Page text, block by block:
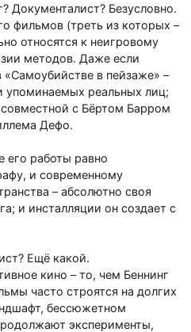
Документалист? Безусловно.
фильмов (треть из которых –
относятся к неигровому
методов. Даже если
«Самоубийстве в пейзаже» –
упоминаемых реальных лиц;
совместной с Бёртом Барром
Дефо.
его работы равно
и современному
–абсолютно своя
и инсталляции он создает с
Ещё какой.
кино –то, чем Беннинг
часто строятся на долгих
бессюжетном
эксперименты,